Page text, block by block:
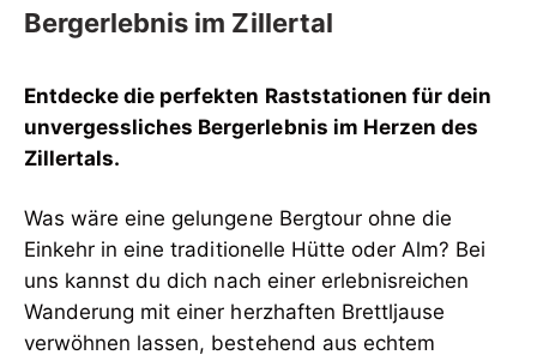
Bergerlebnis im Zillertal
Entdecke die perfekten Raststationen für dein
unvergessliches Bergerlebnis im Herzen des
Zillertals.
Was wäre eine gelungene Bergtour ohne die
Einkehr in eine traditionelle Hütte oder Alm? Bei
uns kannst du dich nach einer erlebnisreichen
Wanderung mit einer herzhaften Brettljause
verwöhnen lassen, bestehend aus echtem